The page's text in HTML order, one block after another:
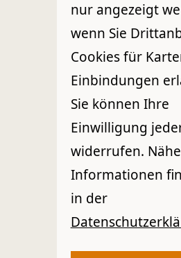
nur angezeigt
wenn Sie
Cookies für
Einbindungen
Sie können Ihre
Einwilligung
widerrufen.
Informationen
in der